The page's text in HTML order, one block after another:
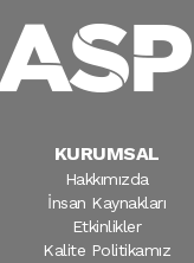
KURUMSAL
Hakkımızda
İnsan Kaynakları
Etkinlikler
Kalite Politikamız